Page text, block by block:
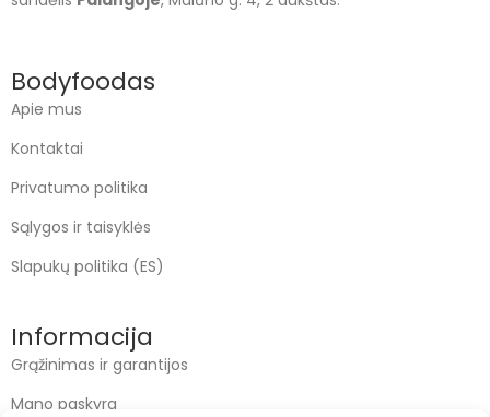
Bodyfoodas
Apie mus
Kontaktai
Privatumo politika
Sąlygos ir taisyklės
Slapukų politika (ES)
Informacija
Grąžinimas ir garantijos
Mano paskyra